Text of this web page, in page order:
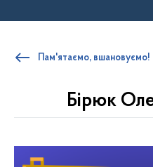
Пам'ятаємо, вшановуємо!
Бірюк